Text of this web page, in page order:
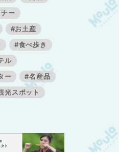
ー
#お土産
#食べ歩き
ル
ー
#名産品
光スポット